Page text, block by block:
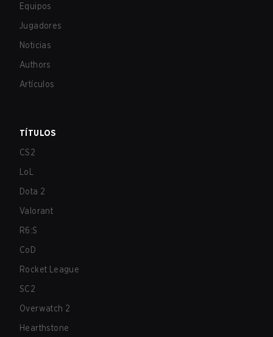
Equipos
Jugadores
Noticias
Authors
Artículos
TÍTULOS
CS2
LoL
Dota 2
Valorant
R6:S
CoD
Rocket League
SC2
Overwatch 2
Hearthstone